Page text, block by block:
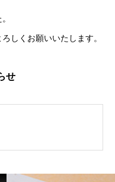
しくお願いいたします。
せ